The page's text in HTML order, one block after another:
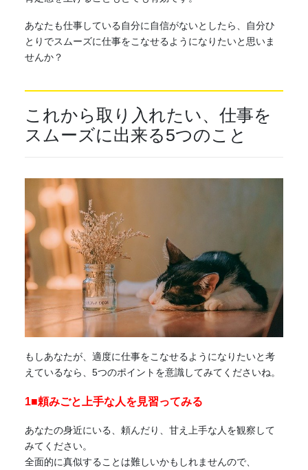
あなたも仕事している自分に自信がないとしたら、自分ひ
とりでスムーズに仕事をこなせるようになりたいと思いま
せんか？
これから取り入れたい、仕事を
スムーズに出来る5つのこと
もしあなたが、適度に仕事をこなせるようになりたいと考
えているなら、5つのポイントを意識してみてくださいね。
1■頼みごと 上手な人を見習ってみる
あなたの身近にいる、頼んだり、甘え上手な人を観察して
みてください。
全面的に真似することは難しいかもしれませんので、